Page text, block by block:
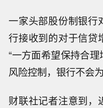
一家头部股份制银行
行接收到的对于信贷
“一方面希望保持合
风险控制，银行不会
财联社记者注意到，